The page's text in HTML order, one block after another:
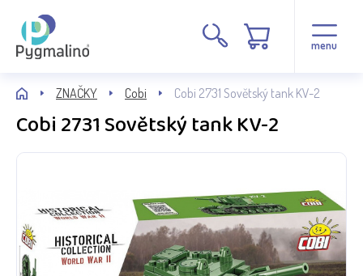
menu
ZNAČKY Cobi Cobi 2731 Sovětský tank KV-2
Cobi 2731 Sovětský tank KV-2